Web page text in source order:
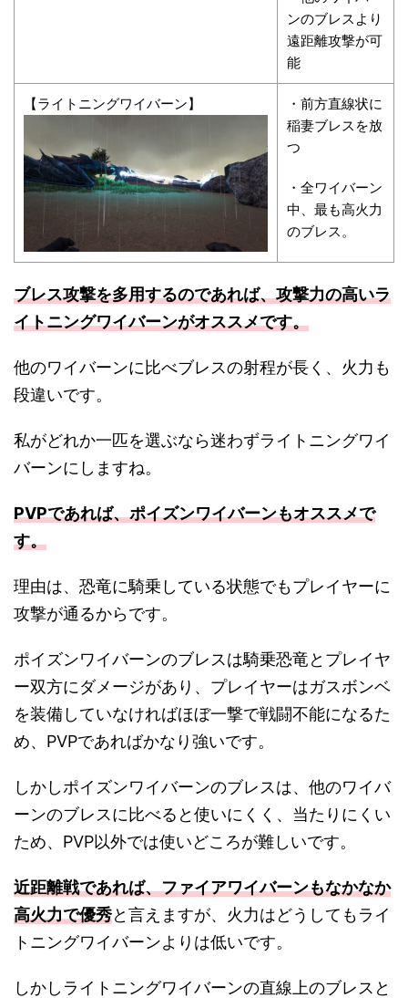
ンのブレスより
遠距離攻撃が可
能
【ライトニングワイバーン】
・前方直線状に
稲妻ブレスを放
つ
・全ワイバーン
中、最も高火力
のブレス。
ブレス攻撃を多用するのであれば、攻撃力の高いラ
イトニングワイバーンがオススメです。
他のワイバーンに比べブレスの射程が長く、火力も
段違いです。
私がどれか一匹を選ぶなら迷わずライトニングワイ
バーンにしますね。
PVPであれば、ポイズンワイバーンもオススメで
す。
理由は、恐竜に騎乗している状態でもプレイヤーに
攻撃が通るからです。
ポイズンワイバーンのブレスは騎乗恐竜とプレイヤ
ー双方にダメージがあり、プレイヤーはガスボンベ
を装備していなければほぼ一撃で戦闘不能になるた
め、PVPであればかなり強いです。
しかしポイズンワイバーンのブレスは、他のワイバ
ーンのブレスに比べると使いにくく、当たりにくい
ため、PVP以外では使いどころが難しいです。
近距離戦であれば、ファイアワイバーンもなかなか
高火力で優秀と言えますが、火力はどうしてもライ
トニングワイバーンよりは低いです。
しかしライトニングワイバーンの直線上のブレスと